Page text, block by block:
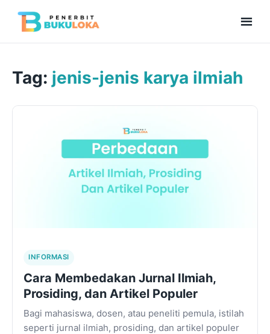
Menu
Tag: jenis-jenis karya ilmiah
INFORMASI
Cara Membedakan Jurnal Ilmiah,
Prosiding, dan Artikel Populer
Bagi mahasiswa, dosen, atau peneliti pemula, istilah
seperti jurnal ilmiah, prosiding, dan artikel populer